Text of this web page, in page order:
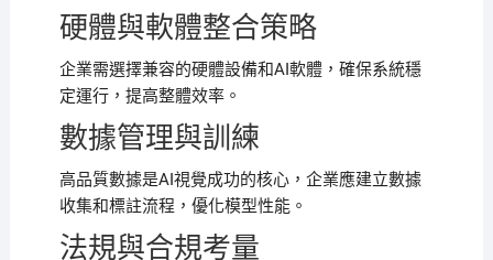
硬體與軟體整合策略
企業需選擇兼容的硬體設備和AI軟體，確保系統穩
定運行，提高整體效率。
數據管理與訓練
高品質數據是AI視覺成功的核心，企業應建立數據
收集和標註流程，優化模型性能。
法規與合規考量